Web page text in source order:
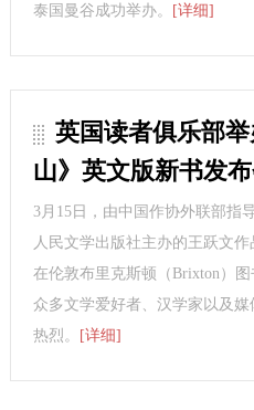
泰国曼谷成功举办。
[详细]
英国读者俱乐部
山》英文版新书发
3月15日，由中国作协外联部指
人民文学出版社主办的王跃文
在伦敦布里克斯顿（Brixton）
众多文学爱好者、汉学家以及
热烈。
[详细]